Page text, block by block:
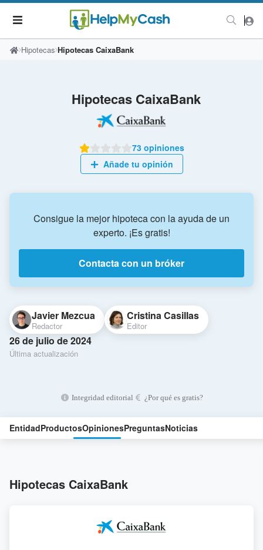
Hipotecas Hipotecas CaixaBank
Hipotecas CaixaBank
73 opiniones
Añade tu opinión
Consigue la mejor hipoteca con la ayuda de un
experto. ¡Es gratis!
Contacta con un bróker
Javier Mezcua
Redactor
Cristina Casillas
Editor
26 de julio de 2024
Última actualización
Integridad editorial ¿Por qué es gratis?
EntidadProductosOpinionesPreguntasNoticias
Hipotecas CaixaBank